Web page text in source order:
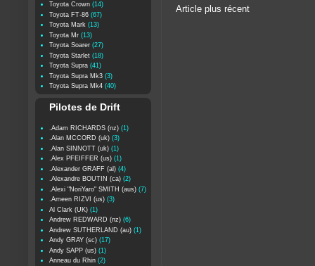
Article plus récent
Toyota Crown (14)
Toyota FT-86 (67)
Toyota Mark (13)
Toyota Mr (13)
Toyota Soarer (27)
Toyota Starlet (18)
Toyota Supra (41)
Toyota Supra Mk3 (3)
Toyota Supra Mk4 (40)
Pilotes de Drift
.Adam RICHARDS (nz) (1)
.Alan MCCORD (uk) (3)
.Alan SINNOTT (uk) (1)
.Alex PFEIFFER (us) (1)
.Alexander GRAFF (al) (4)
.Alexandre BOUTIN (ca) (2)
.Alexi "NoriYaro" SMITH (aus) (7)
.Ameen RIZVI (us) (3)
Al Clark (UK) (1)
Andrew REDWARD (nz) (6)
Andrew SUTHERLAND (au) (1)
Andy GRAY (sc) (17)
Andy SAPP (us) (1)
Anneau du Rhin (2)